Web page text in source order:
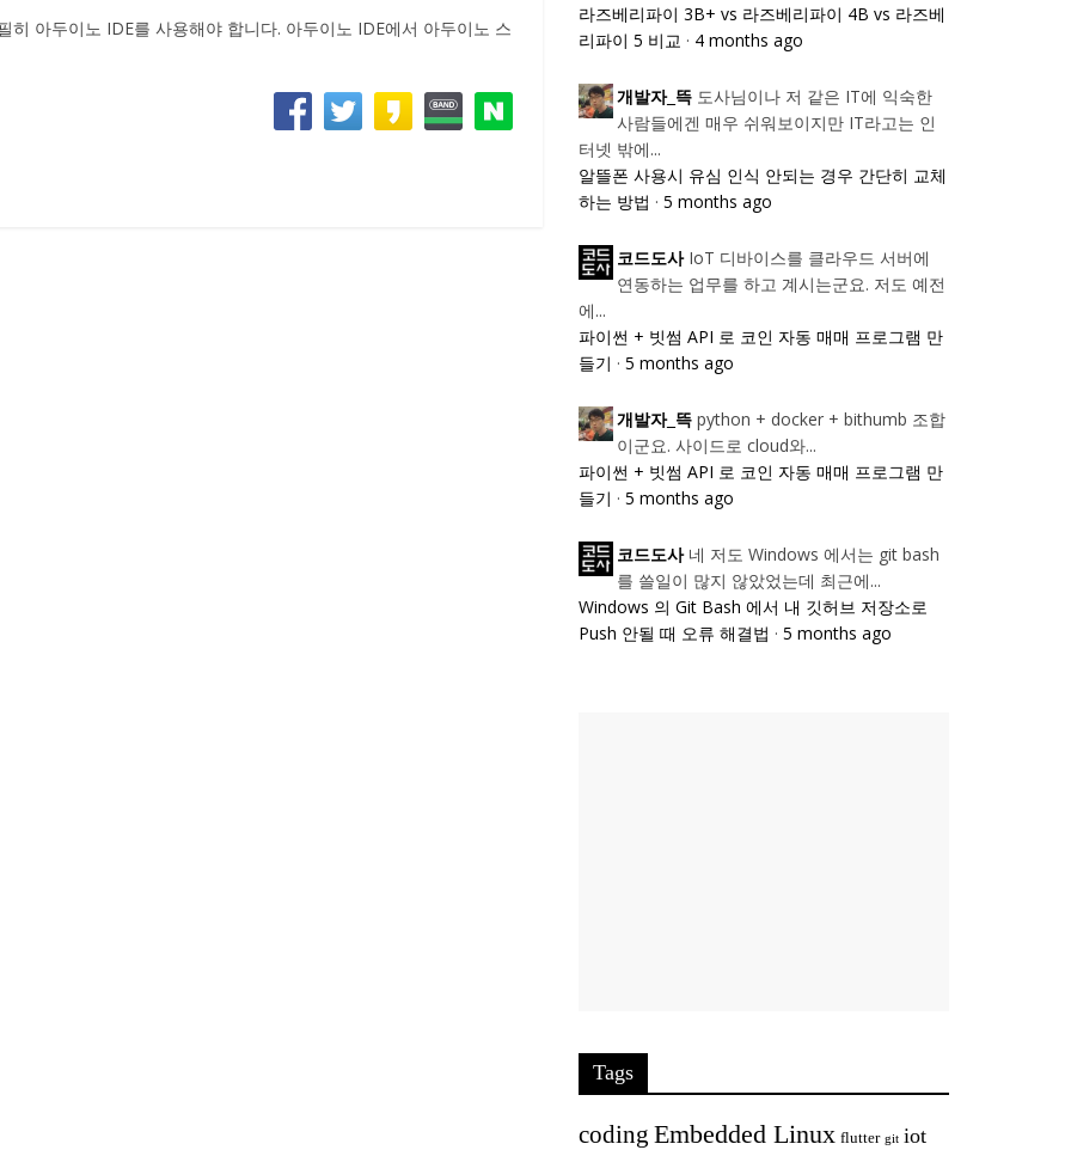
아두이노 IDE를 사용해야 합니다. 아두이노 IDE에서 아두이노 스
라즈베리파이 3B+ vs 라즈베리파이 4B vs 라즈베
리파이 5 비교 · 4 months ago
개발자_뜩 도사님이나 저 같은 IT에 익숙한
사람들에겐 매우 쉬워보이지만 IT라고는 인
터넷 밖에...
알뜰폰 사용시 유심 인식 안되는 경우 간단히 교체
하는 방법 · 5 months ago
코드도사 IoT 디바이스를 클라우드 서버에
연동하는 업무를 하고 계시는군요. 저도 예전
에...
파이썬 + 빗썸 API 로 코인 자동 매매 프로그램 만
들기 · 5 months ago
개발자_뜩 python + docker + bithumb 조합
이군요. 사이드로 cloud와...
파이썬 + 빗썸 API 로 코인 자동 매매 프로그램 만
들기 · 5 months ago
코드도사 네 저도 Windows 에서는 git bash
를 쓸일이 많지 않았었는데 최근에...
Windows 의 Git Bash 에서 내 깃허브 저장소로
Push 안될 때 오류 해결법 · 5 months ago
Tags
coding Embedded Linux flutter git iot